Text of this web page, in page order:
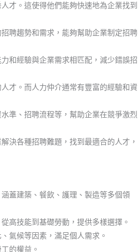
才。這使得他們能夠快速地為企業找到
聘趨勢和需求，能夠幫助企業制定招聘
和經驗與企業需求相匹配，減少錯誤招
才。而人力仲介通常有豐富的經驗和資
準、招聘流程等，幫助企業在競爭激烈
決各種招聘難題，找到最適合的人才，
蓋建築、餐飲、護理、製造等多個領
高技能到基礎勞動，提供多樣選擇。
氣候等因素，滿足個人需求。
的權益。